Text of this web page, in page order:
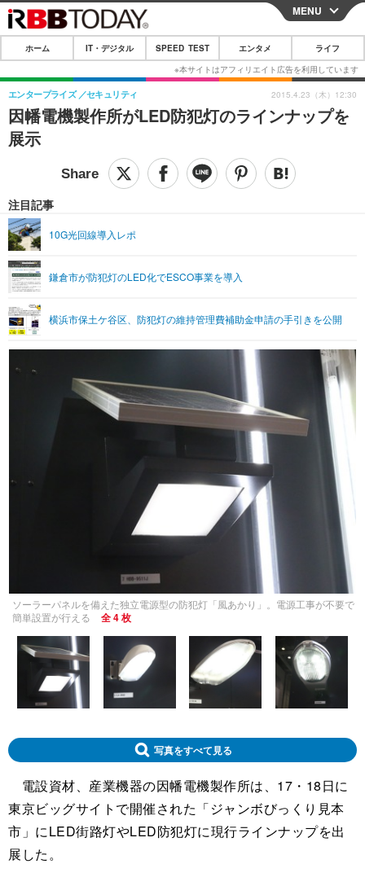
CLOSE
ホーム
IT・デジタル
IT・デジタルTOP スマートフォン
ショッピング その他
SPEED TEST
エンタメTOP 映画・ドラマ
グラビア
ショッピング その他
ライフTOP
リリース一覧
プッシュ通知の停止方法
MENU
ホーム IT・デジタル SPEED TEST エンタメ ライフ
因幡電機製作所がLED防犯灯のラインナップを
展示
エンタープライズ セキュリティ
注目記事
10G光回線導入レポ
鎌倉市が防犯灯のLED化でESCO事業を導入
横浜市保土ケ谷区、防犯灯の維持管理費補助金申請の手引きを公開
2015.4.23（木）12:30
ソーラーパネルを備えた独立電源型の防犯灯「風あかり」。電源工事が不要で
簡単設置が行える
全 4 枚
写真をすべて見る
電設資材、産業機器の因幡電機製作所は、17・18日に
東京ビッグサイトで開催された「ジャンボびっくり見本
市」にLED街路灯やLED防犯灯に現行ラインナップを出
展した。